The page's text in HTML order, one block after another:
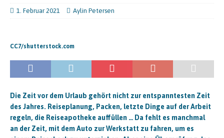
1. Februar 2021 Aylin Petersen
CC7/shutterstock.com
Die Zeit vor dem Urlaub gehört nicht zur entspanntesten Zeit
des Jahres. Reiseplanung, Packen, letzte Dinge auf der Arbeit
regeln, die Reiseapotheke auffüllen … Da fehlt es manchmal
an der Zeit, mit dem Auto zur Werkstatt zu fahren, um es